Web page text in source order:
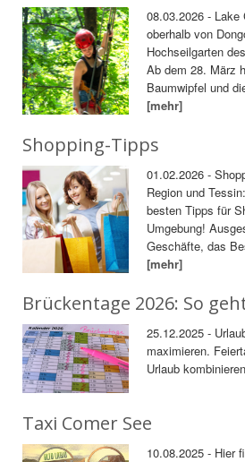
08.03.2026 -
oberhalb von
Hochseilgarten
Ab dem 28. März
Baumwipfel und
[mehr]
Shopping-Tipps
01.02.2026 -
Region und
besten Tipps für
Umgebung!
Geschäfte, das
[mehr]
Brückentage 2026: So
25.12.2025 -
maximieren.
Urlaub
Taxi Comer See
10.08.2025 - Hier